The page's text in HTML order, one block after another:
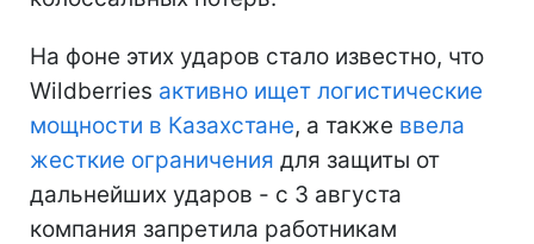
На фоне этих ударов стало известно, что
Wildberries активно ищет логистические
мощности в Казахстане, а также ввела
жесткие ограничения для защиты от
дальнейших ударов - с 3 августа
компания запретила работникам